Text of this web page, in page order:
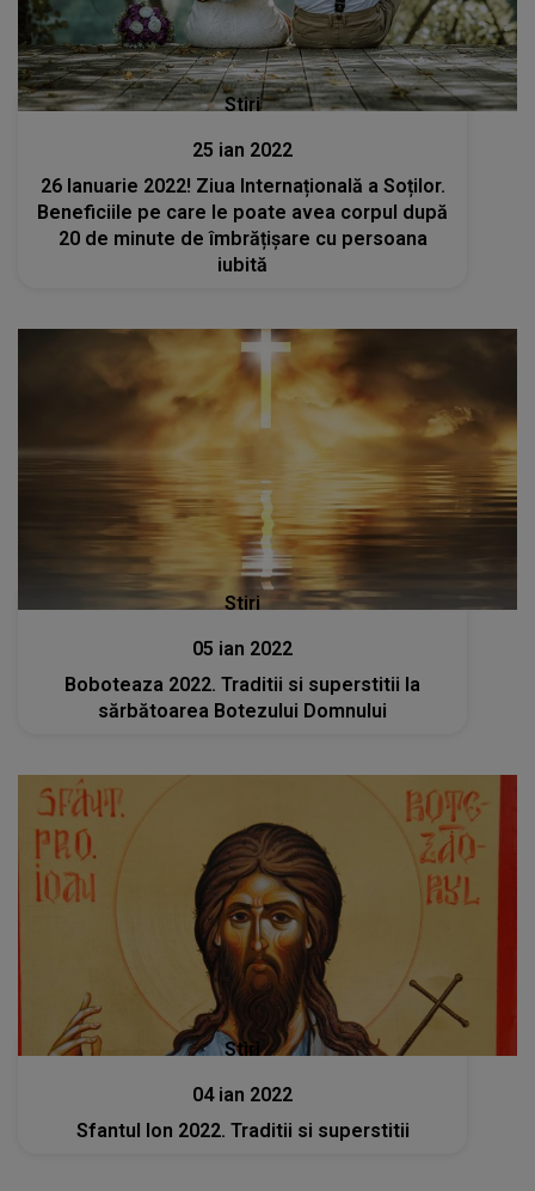
Stiri
25 ian 2022
26 Ianuarie 2022! Ziua Internațională a Soților.
Beneficiile pe care le poate avea corpul după
20 de minute de îmbrățișare cu persoana
iubită
Stiri
05 ian 2022
Boboteaza 2022. Traditii si superstitii la
sărbătoarea Botezului Domnului
Stiri
04 ian 2022
Sfantul Ion 2022. Traditii si superstitii